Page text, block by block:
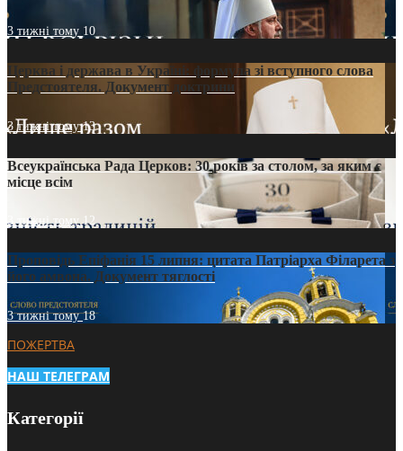
3 тижні тому 10
Церква і держава в Україні: формула зі вступного слова
Предстоятеля. Документ доктрини
3 тижні тому13
Всеукраїнська Рада Церков: 30 років за столом, за яким є
місце всім
3 тижні тому12
Проповідь Епіфанія 15 липня: цитата Патріарха Філарета з
його амвона. Документ тяглості
3 тижні тому18
ПОЖЕРТВА
НАШ ТЕЛЕГРАМ
Категорії